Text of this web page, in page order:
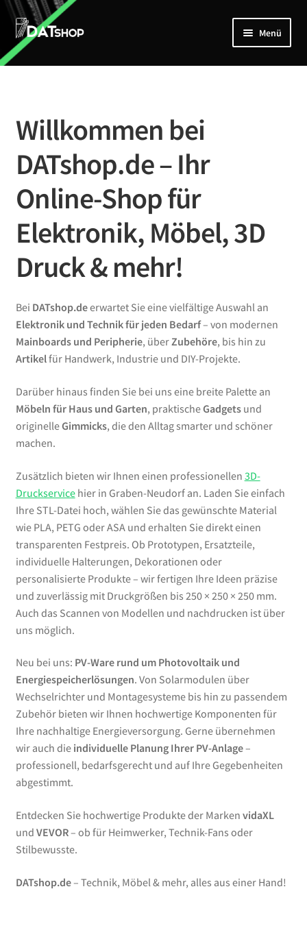
Zur
Navigation
springen
Zum
Inhalt
springen
Menü
Home
Mein Account
Kontakt
Willkommen bei
DATshop.de – Ihr
Online-Shop für
Elektronik, Möbel, 3D
Druck & mehr!
Bei DATshop.deerwartet Sie eine vielfältige Auswahl an
Elektronik und Technik für jeden Bedarf– von modernen
Mainboards und Peripherie, überZubehöre, bis hin zu
Artikelfür Handwerk, Industrie und DIY-Projekte.
Darüber hinaus finden Sie bei uns eine breite Palette an
Möbeln für Haus und Garten, praktischeGadgetsund
originelleGimmicks, die den Alltag smarter und schöner
machen.
Zusätzlich bieten wir Ihnen einen professionellen 3D-
Druckservicehier in Graben-Neudorf an. Laden Sie einfach
Ihre STL-Datei hoch, wählen Sie das gewünschte Material
wie PLA, PETG oder ASA und erhalten Sie direkt einen
transparenten Festpreis. Ob Prototypen, Ersatzteile,
individuelle Halterungen, Dekorationen oder
personalisierte Produkte – wir fertigen Ihre Ideen präzise
und zuverlässig mit Druckgrößen bis 250 × 250 × 250 mm.
Auch das Scannen von Modellen und nachdrucken ist über
uns möglich.
Neu bei uns: PV-Ware rund um Photovoltaik und
Energiespeicherlösungen. Von Solarmodulen über
Wechselrichter und Montagesysteme bis hin zu passendem
Zubehör bieten wir Ihnen hochwertige Komponenten für
Ihre nachhaltige Energieversorgung. Gerne übernehmen
wir auch die individuelle Planung Ihrer PV-Anlage–
professionell, bedarfsgerecht und auf Ihre Gegebenheiten
abgestimmt.
Entdecken Sie hochwertige Produkte der Marken vidaXL
und VEVOR– ob für Heimwerker, Technik-Fans oder
Stilbewusste.
DATshop.de– Technik, Möbel & mehr, alles aus einer Hand!